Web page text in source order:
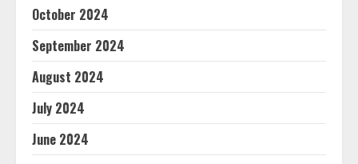
October 2024
September 2024
August 2024
July 2024
June 2024